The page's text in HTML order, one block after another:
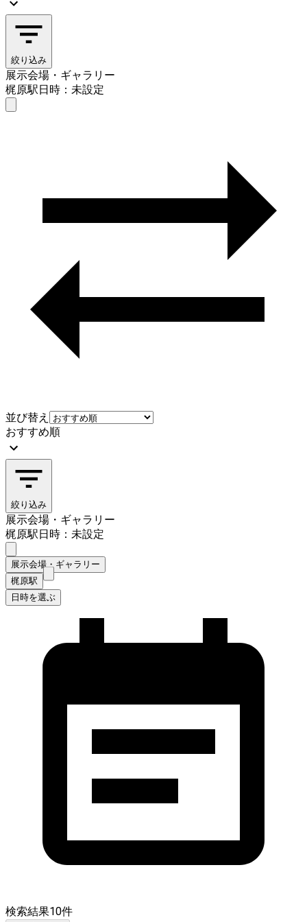
絞り込み
展示会場・ギャラリー
梶原駅日時：未設定
並び替え
おすすめ順
絞り込み
展示会場・ギャラリー
梶原駅日時：未設定
展示会場・ギャラリー
梶原駅
日時を選ぶ
検索結果10件